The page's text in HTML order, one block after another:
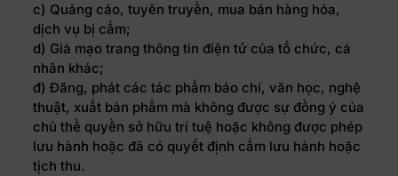
c) Quảng cáo, tuyên truyền, mua bán hàng hóa,
dịch vụ bị cấm;
d) Giả mạo trang thông tin điện tử của tổ chức, cá
nhân khác;
đ) Đăng, phát các tác phẩm báo chí, văn học, nghệ
thuật, xuất bản phẩm mà không được sự đồng ý của
chủ thể quyền sở hữu trí tuệ hoặc không được phép
lưu hành hoặc đã có quyết định cấm lưu hành hoặc
tịch thu.